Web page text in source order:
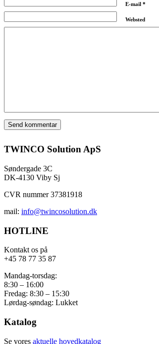
E-mail *
Websted
TWINCO Solution ApS
Søndergade 3C
DK-4130 Viby Sj
CVR nummer 37381918
mail: info@twincosolution.dk
HOTLINE
Kontakt os på
+45 78 77 35 87
Mandag-torsdag:
8:30 – 16:00
Fredag: 8:30 – 15:30
Lørdag-søndag: Lukket
Katalog
Se vores aktuelle hovedkatalog